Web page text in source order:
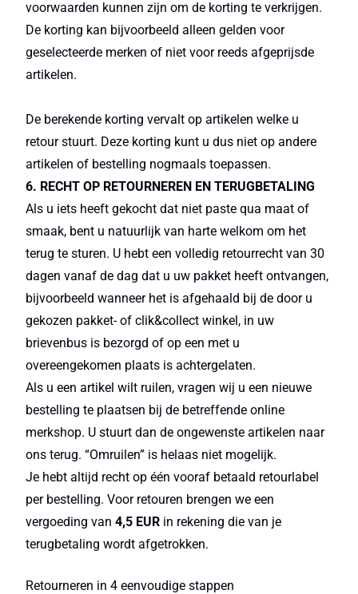
voorwaarden kunnen zijn om de korting te verkrijgen.
De korting kan bijvoorbeeld alleen gelden voor
geselecteerde merken of niet voor reeds afgeprijsde
artikelen.
De berekende korting vervalt op artikelen welke u
retour stuurt. Deze korting kunt u dus niet op andere
artikelen of bestelling nogmaals toepassen.
6. RECHT OP RETOURNEREN EN TERUGBETALING
Als u iets heeft gekocht dat niet paste qua maat of
smaak, bent u natuurlijk van harte welkom om het
terug te sturen. U hebt een volledig retourrecht van 30
dagen vanaf de dag dat u uw pakket heeft ontvangen,
bijvoorbeeld wanneer het is afgehaald bij de door u
gekozen pakket- of clik&collect winkel, in uw
brievenbus is bezorgd of op een met u
overeengekomen plaats is achtergelaten.
Als u een artikel wilt ruilen, vragen wij u een nieuwe
bestelling te plaatsen bij de betreffende online
merkshop. U stuurt dan de ongewenste artikelen naar
ons terug. “Omruilen” is helaas niet mogelijk.
Je hebt altijd recht op één vooraf betaald retourlabel
per bestelling. Voor retouren brengen we een
vergoeding van 4,5 EUR in rekening die van je
terugbetaling wordt afgetrokken.
Retourneren in 4 eenvoudige stappen